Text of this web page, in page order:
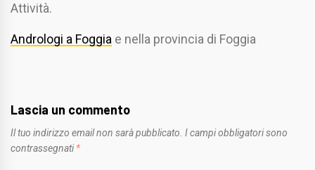
Attività.
Andrologi a Foggia e nella provincia di Foggia
Lascia un commento
Il tuo indirizzo email non sarà pubblicato. I campi obbligatori sono
contrassegnati *